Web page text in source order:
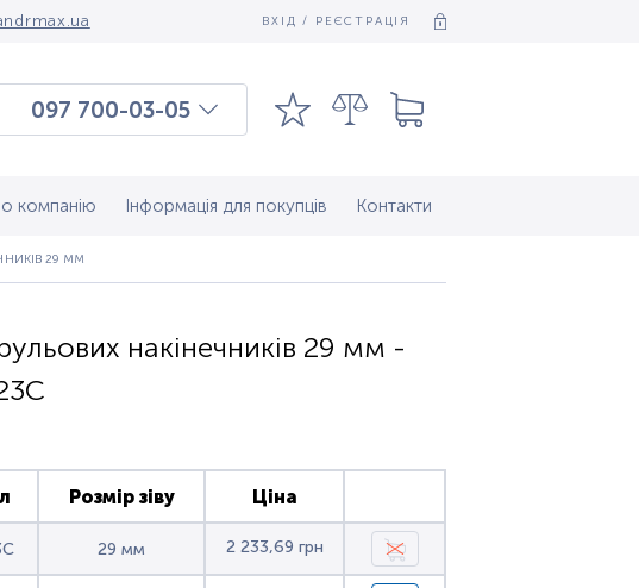
ВХІД / РЕЄСТРАЦІЯ
097 700-03-05
097 003-03-09
компанію Інформація для покупців Контакти
ЗАГАЛЬНОГО ПРИЗНАЧЕННЯ)
29 ММ
накінечників 29 мм -
Розмір зіву Ціна
29 мм 2 233,69 грн